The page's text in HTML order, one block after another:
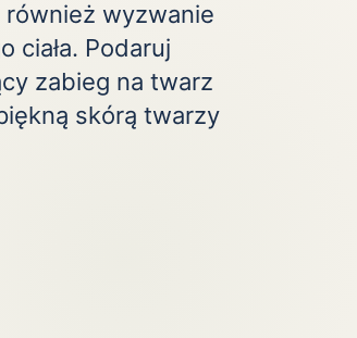
wszystkie(20)wyzwanie
ciała. Podaruj
zabieg na twarz
skórą twarzy